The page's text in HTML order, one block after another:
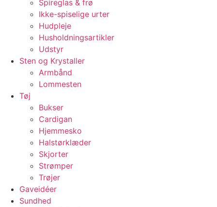
Spireglas & frø
Ikke-spiselige urter
Hudpleje
Husholdningsartikler
Udstyr
Sten og Krystaller
Armbånd
Lommesten
Tøj
Bukser
Cardigan
Hjemmesko
Halstørklæder
Skjorter
Strømper
Trøjer
Gaveidéer
Sundhed